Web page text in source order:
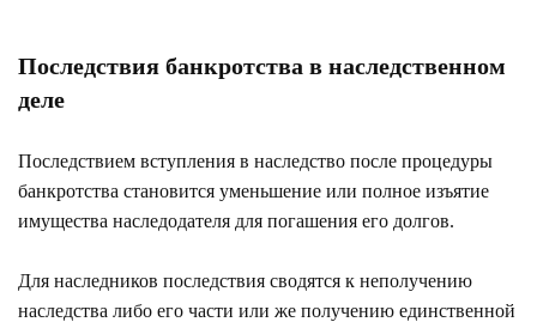
Последствия банкротства в наследственном
деле
Последствием вступления в наследство после процедуры
банкротства становится уменьшение или полное изъятие
имущества наследодателя для погашения его долгов.
Для наследников последствия сводятся к неполучению
наследства либо его части или же получению единственной